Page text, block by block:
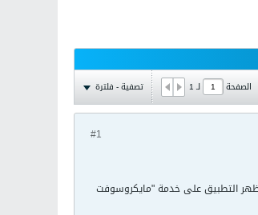
الصفحة لـ1 تصفية - فلترة
#1
ظهر التطبيق على خدمة "مايكروسوفت